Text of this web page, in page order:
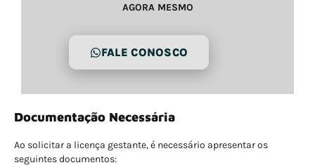
AGORA MESMO
FALE CONOSCO
Documentação Necessária
Ao solicitar a licença gestante, é necessário apresentar os
seguintes documentos: